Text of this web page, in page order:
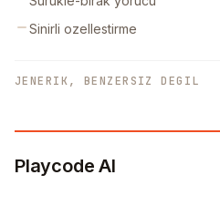
Sinirli ozellestirme
JENERIK, BENZERSIZ DEGIL
Playcode AI